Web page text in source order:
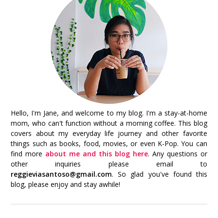
Hello, I'm Jane, and welcome to my blog. I'm a stay-at-home
mom, who can't function without a morning coffee. This blog
covers about my everyday life journey and other favorite
things such as books, food, movies, or even K-Pop. You can
find more about me and this blog here. Any questions or
other inquiries please email to
reggieviasantoso@gmail.com. So glad you've found this
blog, please enjoy and stay awhile!